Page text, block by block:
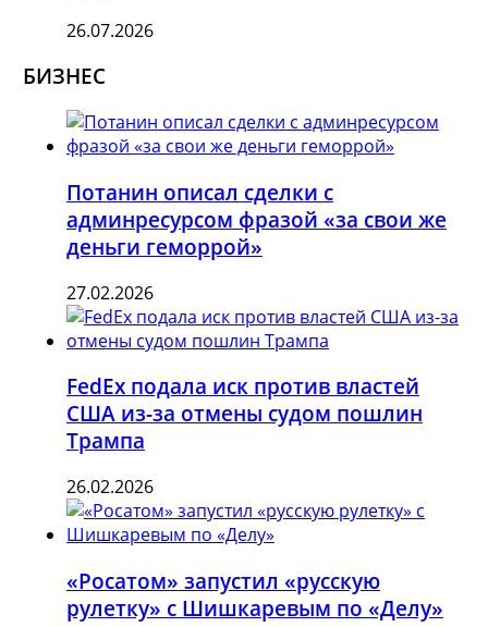
26.07.2026
БИЗНЕС
Потанин описал сделки с
админресурсом фразой «за свои же
деньги геморрой»
27.02.2026
FedEx подала иск против властей
США из-за отмены судом пошлин
Трампа
26.02.2026
«Росатом» запустил «русскую
рулетку» с Шишкаревым по «Делу»